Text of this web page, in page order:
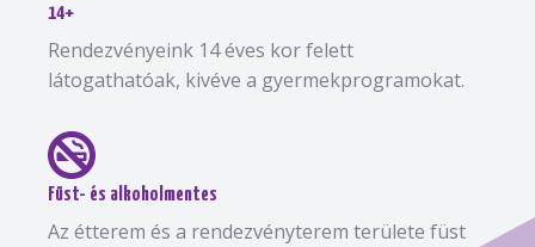
14+
Rendezvényeink 14 éves kor felett
látogathatóak, kivéve a gyermekprogramokat.
Füst- és alkoholmentes
Az étterem és a rendezvényterem területe füst